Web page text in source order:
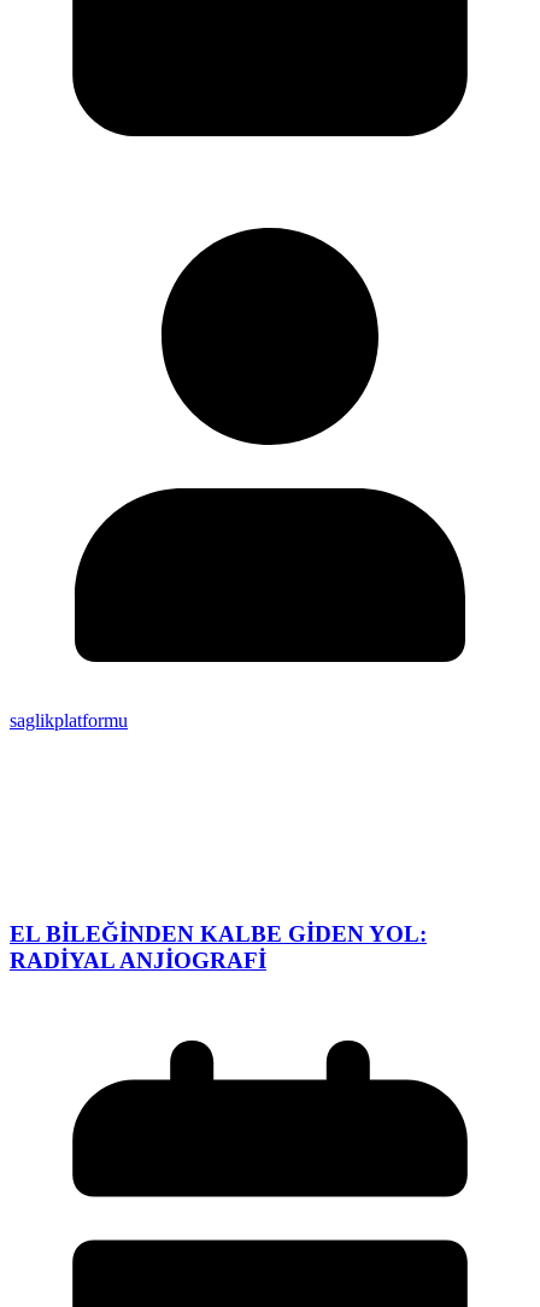
saglikplatformu
EL BİLEĞİNDEN KALBE GİDEN YOL:
RADİYAL ANJİOGRAFİ